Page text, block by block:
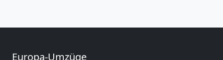
Europa-Umzüge